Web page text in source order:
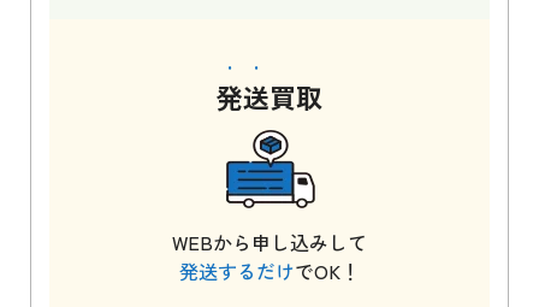
発送買取
WEBから申し込みして
発送するだけでOK！